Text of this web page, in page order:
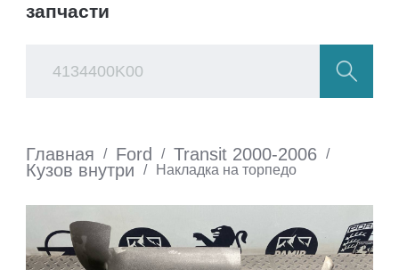
запчасти
Главная / Ford / Transit 2000-2006 /
Кузов внутри / Накладка на торпедо